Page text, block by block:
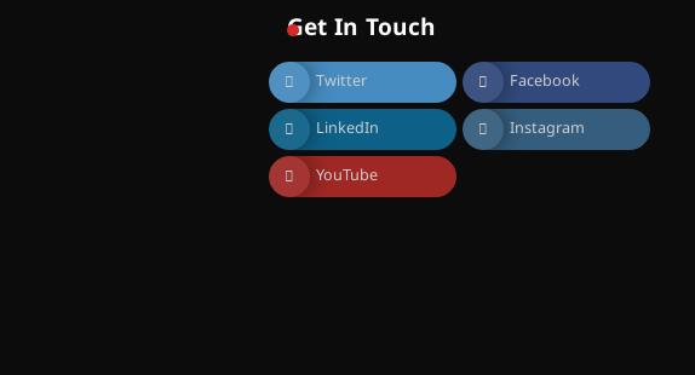
സാഹിത്യത്തിൽ ഡോക്ടറേറ്റ്
നേടിയ എൻ. ആര്യ
August 7, 2026
ട്യുണീഷ്യൻ ചിത്രം ” ദി
വോയിസ് ഓഫ് ഹിന്ദ് റജബ് ”
ഇരിങ്ങാലക്കുട ഫിലിം
സൊസൈറ്റി ആഗസ്റ്റ് 7
വെള്ളിയാഴ്ച സ്‌ക്രീൻ
ചെയ്യുന്നു
Get In Touch
Twitter Facebook
LinkedIn Instagram
YouTube